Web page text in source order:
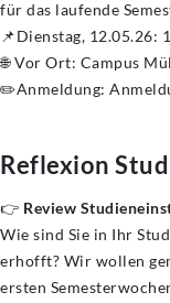
für das laufende
📌Dienstag, 12.05.26:
🌐 Vor Ort: Campus
✏️Anmeldung:
Reflexion
👉 Review
Wie sind Sie in Ihr
erhofft? Wir wollen
ersten